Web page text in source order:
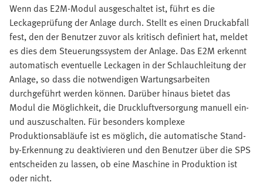
Wenn das E2M-Modul ausgeschaltet ist, führt es die
Leckageprüfung der Anlage durch. Stellt es einen Druckabfall
fest, den der Benutzer zuvor als kritisch definiert hat, meldet
es dies dem Steuerungssystem der Anlage. Das E2M erkennt
automatisch eventuelle Leckagen in der Schlauchleitung der
Anlage, so dass die notwendigen Wartungsarbeiten
durchgeführt werden können. Darüber hinaus bietet das
Modul die Möglichkeit, die Druckluftversorgung manuell ein-
und auszuschalten. Für besonders komplexe
Produktionsabläufe ist es möglich, die automatische Stand-
by-Erkennung zu deaktivieren und den Benutzer über die SPS
entscheiden zu lassen, ob eine Maschine in Produktion ist
oder nicht.